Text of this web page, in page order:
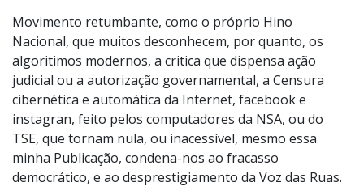
Movimento retumbante, como o próprio Hino
Nacional, que muitos desconhecem, por quanto, os
algoritimos modernos, a critica que dispensa ação
judicial ou a autorização governamental, a Censura
cibernética e automática da Internet, facebook e
instagran, feito pelos computadores da NSA, ou do
TSE, que tornam nula, ou inacessível, mesmo essa
minha Publicação, condena-nos ao fracasso
democrático, e ao desprestigiamento da Voz das Ruas.